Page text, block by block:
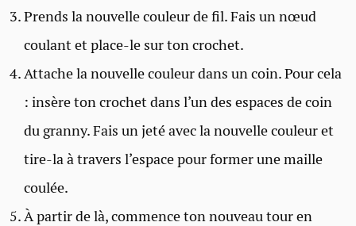
Prends la nouvelle couleur de fil. Fais un nœud
coulant et place-le sur ton crochet.
Attache la nouvelle couleur dans un coin. Pour cela
: insère ton crochet dans l’un des espaces de coin
du granny. Fais un jeté avec la nouvelle couleur et
tire-la à travers l’espace pour former une maille
coulée.
À partir de là, commence ton nouveau tour en